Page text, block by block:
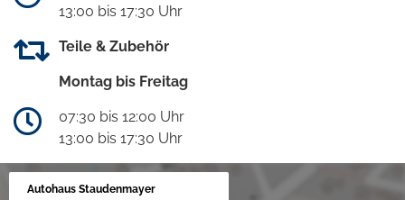
13:00 bis 17:30 Uhr
Teile & Zubehör
Montag bis Freitag
07:30 bis 12:00 Uhr
13:00 bis 17:30 Uhr
Autohaus Staudenmayer